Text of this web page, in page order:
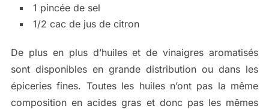
1 pincée de sel
1/2 cac de jus de citron
De plus en plus d’huiles et de vinaigres aromatisés
sont disponibles en grande distribution ou dans les
épiceries fines. Toutes les huiles n’ont pas la même
composition en acides gras et donc pas les mêmes